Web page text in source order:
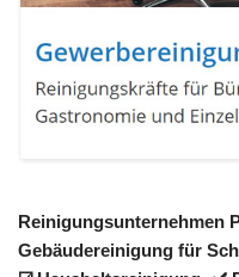
Reinigungsunternehmen
Gebäudereinigung für